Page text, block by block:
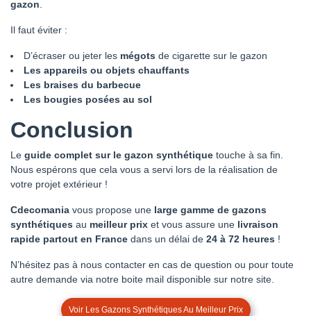
gazon
Il faut éviter :
D’écraser ou jeter les mégots de cigarette sur le gazon
Les appareils ou objets chauffants
Les braises du barbecue
Les bougies posées au sol
Conclusion
Le guide complet sur le gazon synthétique touche à sa fin.
Nous espérons que cela vous a servi lors de la réalisation de
votre projet extérieur !
Cdecomania vous propose une large gamme de gazons
synthétiques au meilleur prix et vous assure une livraison
rapide partout en France dans un délai de 24 à 72 heures !
N’hésitez pas à nous contacter en cas de question ou pour toute
autre demande via notre boite mail disponible sur notre site.
Voir Les Gazons Synthétiques Au Meilleur Prix